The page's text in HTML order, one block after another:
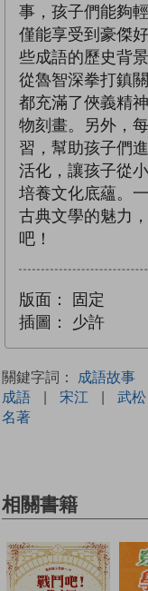
事，孩子們能夠
僅能享受到豪傑
些成語的歷史背
從魯智深拳打鎮
都充滿了俠義精
物刻畫。另外，
習，幫助孩子們
活化，讓孩子從
培養文化底蘊。
古典文學的魅力
吧！
版面：
固定
插圖：
少許
關鍵字詞： 成語故事
成語
| 宋江 | 武松
名著
相關書籍